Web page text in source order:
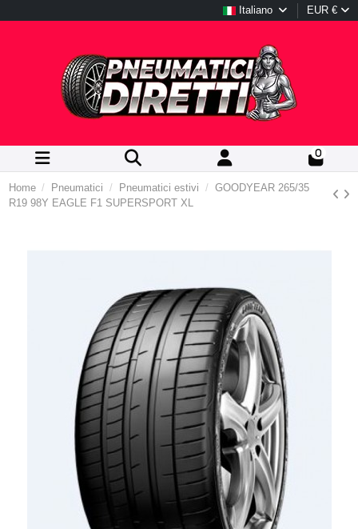
Italiano EUR €
0
Home Pneumatici Pneumatici estivi
GOODYEAR 265/35
R19 98Y EAGLE F1 SUPERSPORT XL